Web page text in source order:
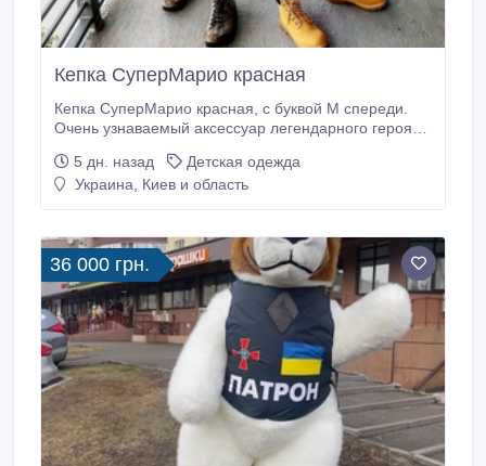
Кепка СуперМарио красная
Кепка СуперМарио красная, с буквой М спереди.
Очень узнаваемый аксессуар легендарного героя-
объем, козырек жесткий. Мультиразмерная. Есть
вариант кепки брата Луиджи - зеленая с буквой L.
5 дн. назад
Детская одежда
Украина, Киев и область
36 000 грн.